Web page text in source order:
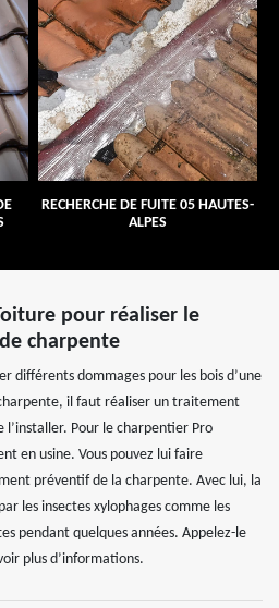
RECHERCHE DE FUITE 05 HAUTES-
ALPES
pour réaliser le
charpente
différents dommages pour les bois d’une
il faut réaliser un traitement
Pour le charpentier Pro
en usine. Vous pouvez lui faire
préventif de la charpente. Avec lui, la
les insectes xylophages comme les
pendant quelques années. Appelez-le
plus d’informations.